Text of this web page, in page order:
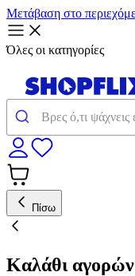
Μετάβαση στο
Όλες οι κατηγορίες
Πίσω
Καλάθι αγορών